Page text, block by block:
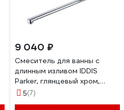
9 040 ₽
Смеситель для ванны с
длинным изливом IDDIS
Parker, глянцевый хром,
PARSB02i10WA
5(7)